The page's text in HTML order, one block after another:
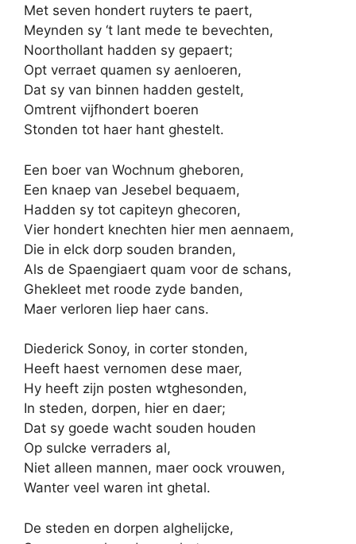
Met seven hondert ruyters te paert,
Meynden sy ‘t lant mede te bevechten,
Noorthollant hadden sy gepaert;
Opt verraet quamen sy aenloeren,
Dat sy van binnen hadden gestelt,
Omtrent vijfhondert boeren
Stonden tot haer hant ghestelt.
Een boer van Wochnum gheboren,
Een knaep van Jesebel bequaem,
Hadden sy tot capiteyn ghecoren,
Vier hondert knechten hier men aennaem,
Die in elck dorp souden branden,
Als de Spaengiaert quam voor de schans,
Ghekleet met roode zyde banden,
Maer verloren liep haer cans.
Diederick Sonoy, in corter stonden,
Heeft haest vernomen dese maer,
Hy heeft zijn posten wtghesonden,
In steden, dorpen, hier en daer;
Dat sy goede wacht souden houden
Op sulcke verraders al,
Niet alleen mannen, maer oock vrouwen,
Wanter veel waren int ghetal.
De steden en dorpen alghelijcke,